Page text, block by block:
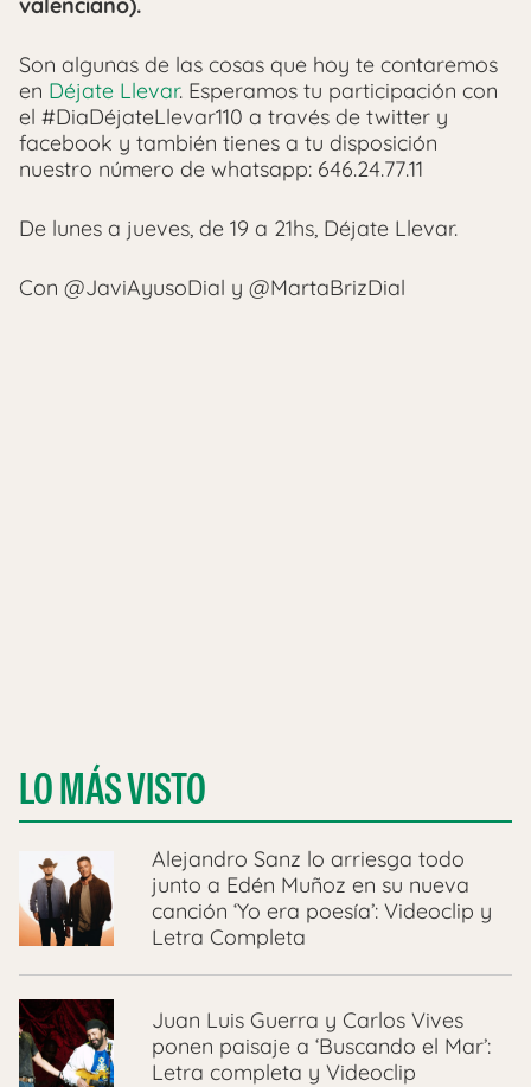
Son algunas de las cosas que hoy te contaremos
en Déjate Llevar. Esperamos tu participación con
el #DiaDéjateLlevar110 a través de twitter y
facebook y también tienes a tu disposición
nuestro número de whatsapp: 646.24.77.11
De lunes a jueves, de 19 a 21hs, Déjate Llevar.
Con @JaviAyusoDial y @MartaBrizDial
LO MÁS VISTO
Alejandro Sanz lo arriesga todo
junto a Edén Muñoz en su nueva
canción ‘Yo era poesía’: Videoclip y
Letra Completa
Juan Luis Guerra y Carlos Vives
ponen paisaje a ‘Buscando el Mar’:
Letra completa y Videoclip